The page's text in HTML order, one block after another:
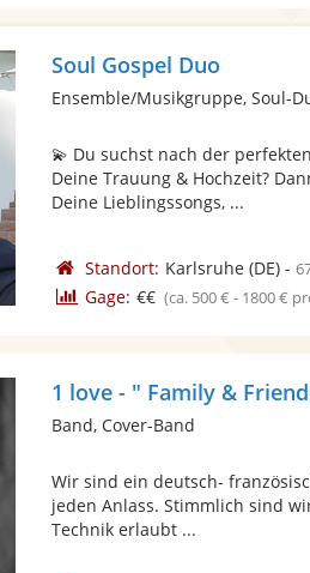
Soul Gospel Duo
Ensemble/Musikgruppe, Soul-
💫 Du suchst nach der
Deine Trauung & Hochzeit?
Deine Lieblingssongs, ...
Standort: Karlsruhe(DE)-
Gage: €€ (ca. 500 € - 1800 €
1 love - " Family &
Band, Cover-Band
Wir sind ein deutsch-
jeden Anlass. Stimmlich sind
Technik erlaubt ...